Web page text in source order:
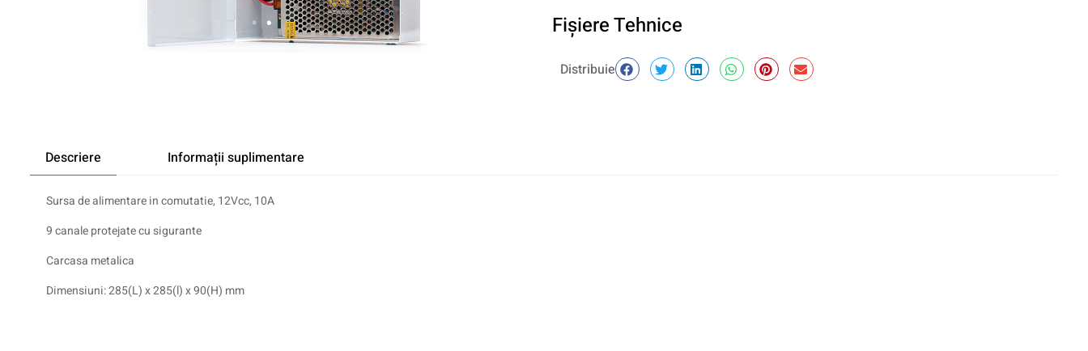
Fişiere Tehnice
Distribuie
Descriere Informații suplimentare
Sursa de alimentare in comutatie, 12Vcc, 10A
9 canale protejate cu sigurante
Carcasa metalica
Dimensiuni: 285(L) x 285(l) x 90(H) mm